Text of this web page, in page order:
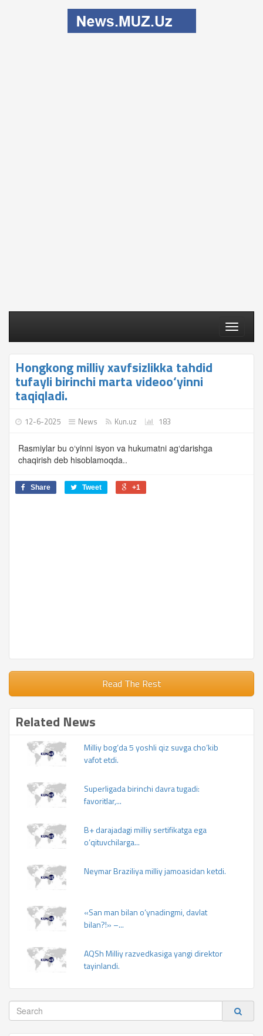
Toggle
Hongkong milliy xavfsizlikka tahdid
tufayli birinchi marta videoo‘yinni
taqiqladi.
12-6-2025 News Kun.uz 183
Rasmiylar bu o‘yinni isyon va hukumatni ag‘darishga
chaqirish deb hisoblamoqda..
Share Tweet +1
Read The Rest
Related News
Milliy bog‘da 5 yoshli qiz suvga cho‘kib
vafot etdi.
Superligada birinchi davra tugadi:
favoritlar,...
B+ darajadagi milliy sertifikatga ega
o‘qituvchilarga...
Neymar Braziliya milliy jamoasidan ketdi.
«San man bilan o‘ynadingmi, davlat
bilan?!» –...
AQSh Milliy razvedkasiga yangi direktor
tayinlandi.